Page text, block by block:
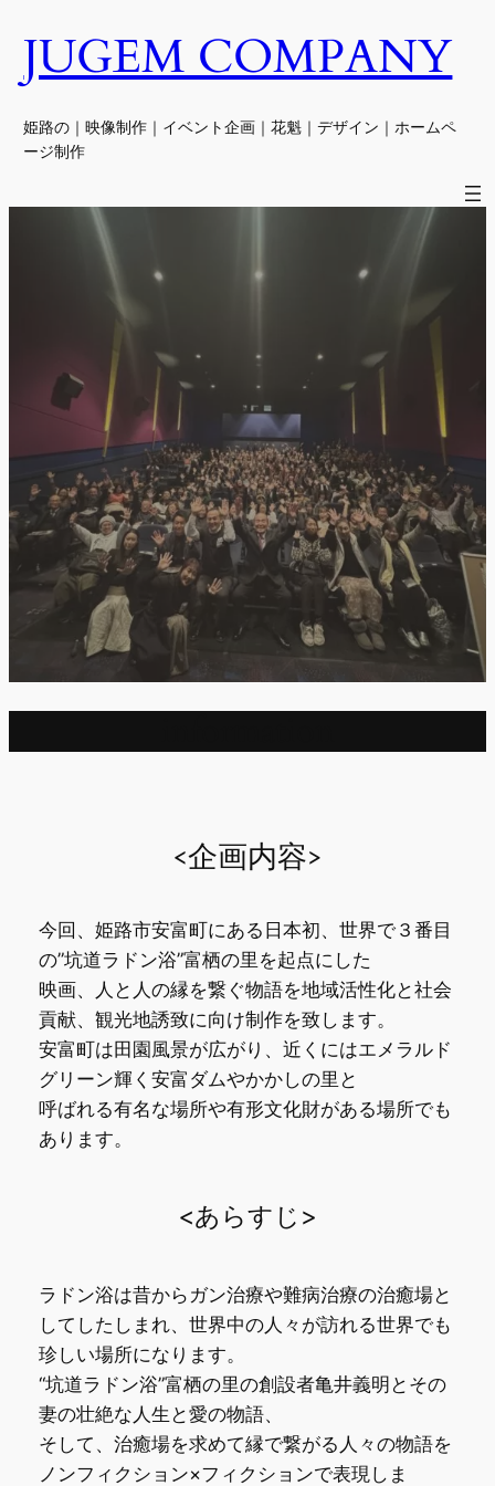
を
JUGEM COMPANY
姫路の｜映像制作｜イベント企画｜花魁｜デザイン｜ホームペ
ージ制作
<企画内容>
今回、姫路市安富町にある日本初、世界で３番目
の”坑道ラドン浴”富栖の里を起点にした
映画、人と人の縁を繋ぐ物語を地域活性化と社会
貢献、観光地誘致に向け制作を致します。
安富町は田園風景が広がり、近くにはエメラルド
グリーン輝く安富ダムやかかしの里と
呼ばれる有名な場所や有形文化財がある場所でも
あります。
<あらすじ>
ラドン浴は昔からガン治療や難病治療の治癒場と
してしたしまれ、世界中の人々が訪れる世界でも
珍しい場所になります。
“坑道ラドン浴”富栖の里の創設者亀井義明とその
妻の壮絶な人生と愛の物語、
そして、治癒場を求めて縁で繋がる人々の物語を
ノンフィクション×フィクションで表現しま